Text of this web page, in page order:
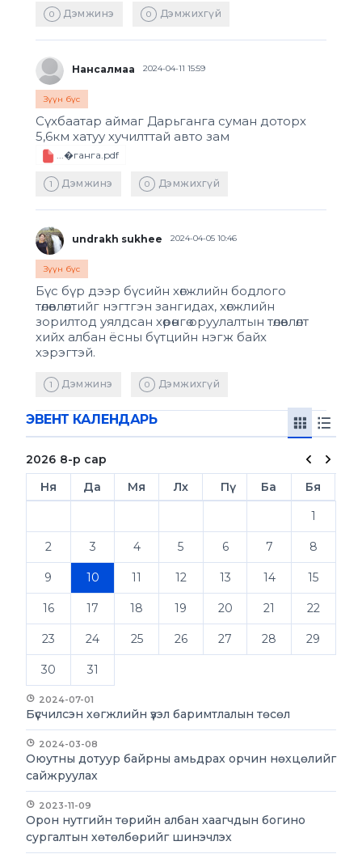
0 Дэмжинэ 0 Дэмжихгүй
Нансалмаа 2024-04-11 15:59
Зүүн бүс
Сүхбаатар аймаг Дарьганга суман доторх
5,6км хатуу хучилттай авто зам
...�ганга.pdf
1 Дэмжинэ 0 Дэмжихгүй
undrakh sukhee 2024-04-05 10:46
Зүүн бүс
Бүс бүр дээр бүсийн хөгжлийн бодлого
төлөвлөлтийг нэгтгэн зангидах, хөгжлийн
зорилтод уялдсан хөрөнгө оруулалтын төлөвлөлт
хийх албан ёсны бүтцийн нэгж байх
хэрэгтэй.
1 Дэмжинэ 0 Дэмжихгүй
ЭВЕНТ КАЛЕНДАРЬ
2026 8-р сар
Ня
Да Мя Лх Пү Ба
Бя
1
2 3 4 5 6 7 8
9 10 11 12 13 14 15
16 17 18 19 20 21 22
23 24 25 26 27 28 29
30 31
2024-07-01
Бүсчилсэн хөгжлийн үзэл баримтлалын төсөл
2024-03-08
Оюутны дотуур байрны амьдрах орчин нөхцөлийг
сайжруулах
2023-11-09
Орон нутгийн төрийн албан хаагчдын богино
сургалтын хөтөлбөрийг шинэчлэх